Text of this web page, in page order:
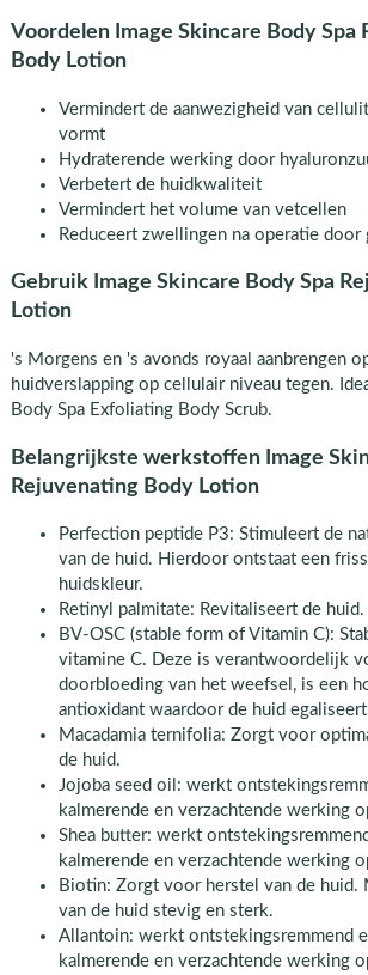
Voordelen Image Skincare Body Spa
Body Lotion
Vermindert de aanwezigheid van
vormt
Hydraterende werking door
Verbetert de huidkwaliteit
Vermindert het volume van vetcellen
Reduceert zwellingen na operatie door
Gebruik Image Skincare Body Spa
Lotion
's Morgens en 's avonds royaal aanbrengen
huidverslapping op cellulair niveau tegen.
Body Spa Exfoliating Body Scrub.
Belangrijkste werkstoffen Image
Rejuvenating Body Lotion
Perfection peptide P3: Stimuleert de
van de huid. Hierdoor ontstaat een
huidskleur.
Retinyl palmitate: Revitaliseert de huid.
BV-OSC (stable form of Vitamin C):
vitamine C. Deze is verantwoordelijk
doorbloeding van het weefsel, is een
antioxidant waardoor de huid
Macadamia ternifolia: Zorgt voor
de huid.
Jojoba seed oil: werkt
kalmerende en verzachtende werking
Shea butter: werkt
kalmerende en verzachtende werking
Biotin: Zorgt voor herstel van de huid.
van de huid stevig en sterk.
Allantoin: werkt ontstekingsremmend
kalmerende en verzachtende werking